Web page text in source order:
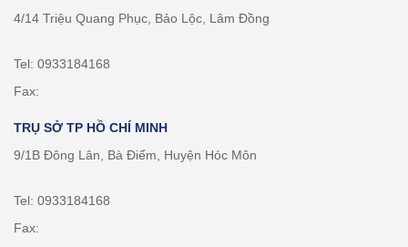
4/14 Triệu Quang Phục, Bảo Lộc, Lâm Đồng
Tel: 0933184168
Fax:
TRỤ SỞ TP HỒ CHÍ MINH
9/1B Đông Lân, Bà Điểm, Huyện Hóc Môn
Tel: 0933184168
Fax: